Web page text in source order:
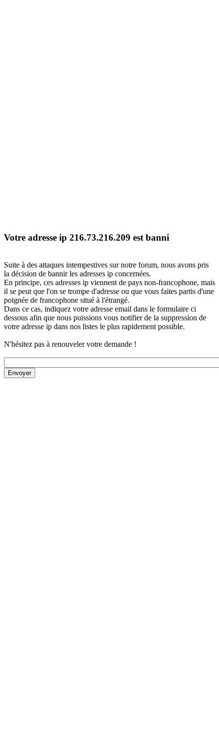
Votre adresse ip 216.73.216.209 est banni
Suite à des attaques intempestives sur notre forum, nous avons pris
la décision de bannir les adresses ip concernées.
En principe, ces adresses ip viennent de pays non-francophone, mais
il se peut que l'on se trompe d'adresse ou que vous faites partis d'une
poignée de francophone situé à l'étrangé.
Dans ce cas, indiquez votre adresse email dans le formulaire ci
dessous afin que nous puissions vous notifier de la suppression de
votre adresse ip dans nos listes le plus rapidement possible.
N'hésitez pas à renouveler votre demande !